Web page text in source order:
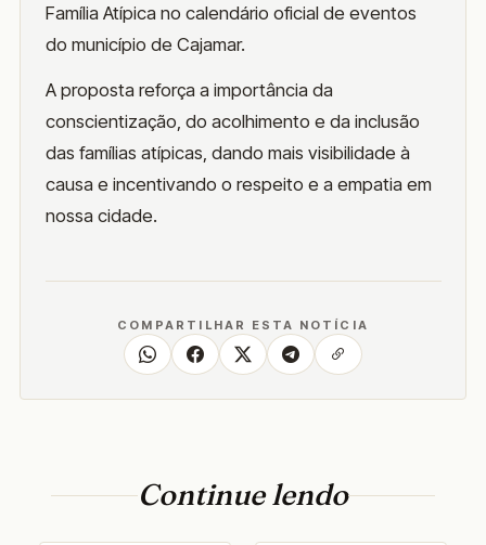
Família Atípica no calendário oficial de eventos
do município de Cajamar.
A proposta reforça a importância da
conscientização, do acolhimento e da inclusão
das famílias atípicas, dando mais visibilidade à
causa e incentivando o respeito e a empatia em
nossa cidade.
COMPARTILHAR ESTA NOTÍCIA
Continue lendo